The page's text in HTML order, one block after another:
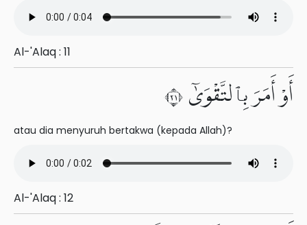
Al-'Alaq : 11
أَوْ أَمَرَ بِٱلتَّقْوَىٰٓ ١٢
atau dia menyuruh bertakwa (kepada Allah)?
Al-'Alaq : 12